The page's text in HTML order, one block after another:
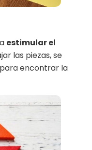
estimular el
las piezas, se
encontrar la